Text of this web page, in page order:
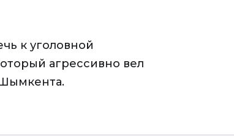
к уголовной
агрессивно вел